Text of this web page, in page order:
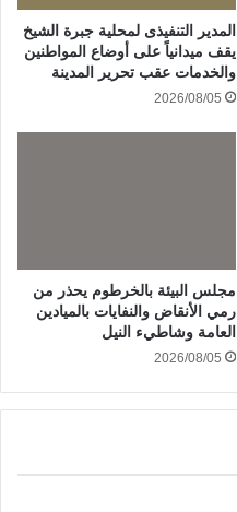
المدير التنفيذى لمحلية جبرة الشيخ
يقف ميدانياً على أوضاع المواطنين
والخدمات عقب تحرير المدينة
2026/08/05
مجلس البيئة بالخرطوم يحذر من
رمي الأنقاض والنفايات بالميادين
العامة وشاطيء النيل
2026/08/05